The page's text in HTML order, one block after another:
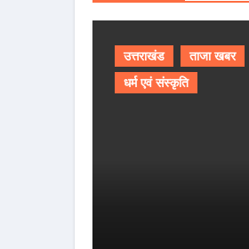
उत्तराखंड ताजा खबर
धर्म एवं संस्कृति